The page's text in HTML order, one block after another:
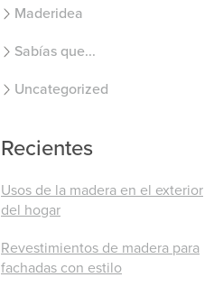
Maderidea
Sabías que...
Uncategorized
Recientes
Usos de la madera en el exterior
del hogar
Revestimientos de madera para
fachadas con estilo